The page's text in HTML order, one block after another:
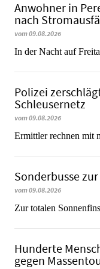
Anwohner in
nach
vom 09.08.2026
In der Nacht auf
Polizei
Schleusernetz
vom 09.08.2026
Ermittler rechnen mit
Sonderbusse
vom 09.08.2026
Zur totalen
Hunderte
gegen